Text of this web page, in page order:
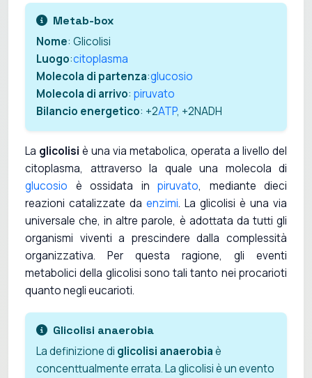
Metab-box
Nome: Glicolisi
Luogo:citoplasma
Molecola di partenza:glucosio
Molecola di arrivo: piruvato
Bilancio energetico: +2ATP, +2NADH
La glicolisi è una via metabolica, operata a livello del
citoplasma, attraverso la quale una molecola di
glucosio è ossidata in piruvato, mediante dieci
reazioni catalizzate da enzimi. La glicolisi è una via
universale che, in altre parole, è adottata da tutti gli
organismi viventi a prescindere dalla complessità
organizzativa. Per questa ragione, gli eventi
metabolici della glicolisi sono tali tanto nei procarioti
quanto negli eucarioti.
Glicolisi anaerobia
La definizione di glicolisi anaerobiaè
concenttualmente errata. La glicolisi è un evento